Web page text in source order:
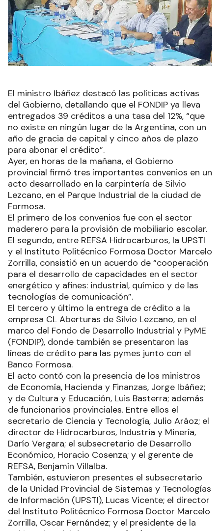
El ministro Ibáñez destacó las políticas activas
del Gobierno, detallando que el FONDIP ya lleva
entregados 39 créditos a una tasa del 12%, “que
no existe en ningún lugar de la Argentina, con un
año de gracia de capital y cinco años de plazo
para abonar el crédito”.
Ayer, en horas de la mañana, el Gobierno
provincial firmó tres importantes convenios en un
acto desarrollado en la carpintería de Silvio
Lezcano, en el Parque Industrial de la ciudad de
Formosa.
El primero de los convenios fue con el sector
maderero para la provisión de mobiliario escolar.
El segundo, entre REFSA Hidrocarburos, la UPSTI
y el Instituto Politécnico Formosa Doctor Marcelo
Zorrilla, consistió en un acuerdo de “cooperación
para el desarrollo de capacidades en el sector
energético y afines: industrial, químico y de las
tecnologías de comunicación”.
El tercero y último la entrega de crédito a la
empresa CL Aberturas de Silvio Lezcano, en el
marco del Fondo de Desarrollo Industrial y PyME
(FONDIP), donde también se presentaron las
líneas de crédito para las pymes junto con el
Banco Formosa.
El acto contó con la presencia de los ministros
de Economía, Hacienda y Finanzas, Jorge Ibáñez;
y de Cultura y Educación, Luis Basterra; además
de funcionarios provinciales. Entre ellos el
secretario de Ciencia y Tecnología, Julio Aráoz; el
director de Hidrocarburos, Industria y Minería,
Darío Vergara; el subsecretario de Desarrollo
Económico, Horacio Cosenza; y el gerente de
REFSA, Benjamín Villalba.
También, estuvieron presentes el subsecretario
de la Unidad Provincial de Sistemas y Tecnologías
de Información (UPSTI), Lucas Vicente; el director
del Instituto Politécnico Formosa Doctor Marcelo
Zorrilla, Oscar Fernández; y el presidente de la